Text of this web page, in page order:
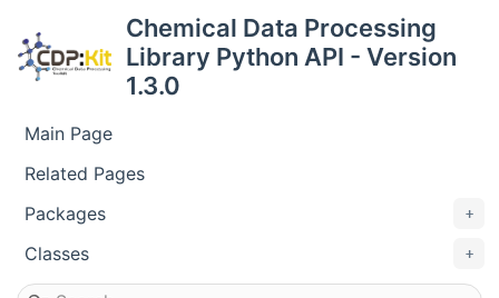
Chemical Data Processing
Library Python API - Version
1.3.0
Main Page
Related Pages
Packages
Classes